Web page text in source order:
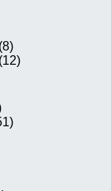
(8)
(12)